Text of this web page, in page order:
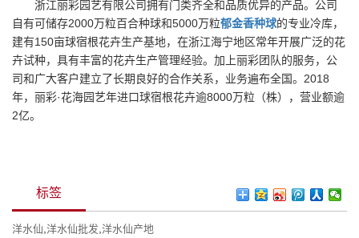
浙江丽彩园艺有限公司拥有门类齐全和品质优异的产品。公司
自有可储存2000万粒百合种球和5000万粒郁金香种球的专业冷库，
建有150亩球宿根花卉生产基地，在浙江海宁地区常年开展广泛的花
卉试种，具有丰富的花卉生产管理经验。加上丽彩团队的服务，公
司和广大客户建立了长期良好的合作关系，业务遍布全国。 2018
年，丽彩·花海园艺年进口球宿根花卉逾8000万粒（株），营业额逾
2亿。
标签
洋水仙,洋水仙批发,洋水仙产地